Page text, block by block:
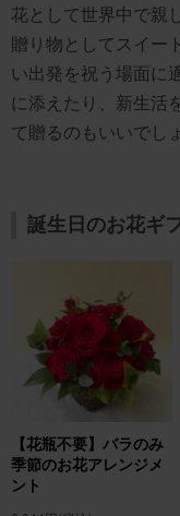
花として世界中で親
贈り物としてスイー
い出発を祝う場面に
に添えたり、新生活
て贈るのもいいでし
誕生日のお花ギ
【花瓶不要】バラのみ
季節のお花アレンジメ
ント